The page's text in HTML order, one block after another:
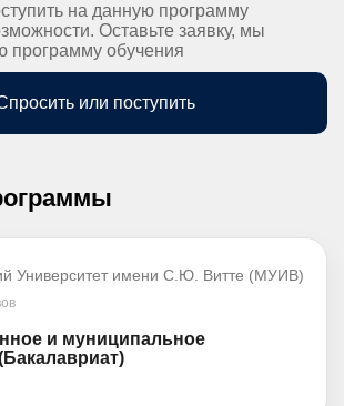
на данную программу
Оставьте заявку, мы
программу обучения
или поступить
Университет имени С.Ю. Витте (МУИВ)
и муниципальное